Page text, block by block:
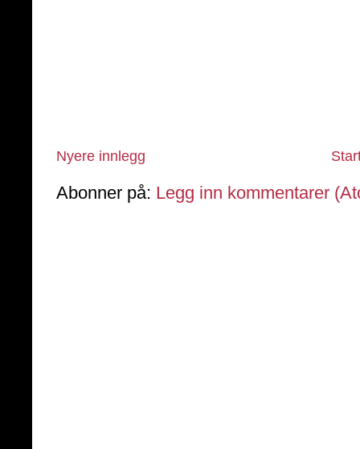
Nyere innlegg
Abonner på: Legg inn kommentarer